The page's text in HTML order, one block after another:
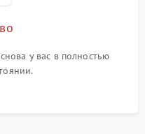
у вас в полностью